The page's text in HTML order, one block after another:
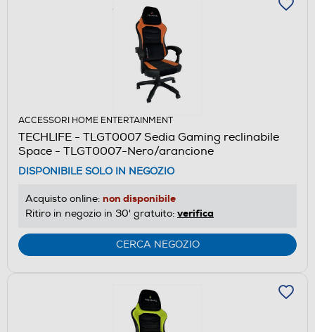
ACCESSORI HOME ENTERTAINMENT
TECHLIFE - TLGT0007 Sedia Gaming reclinabile
Space - TLGT0007-Nero/arancione
DISPONIBILE SOLO IN NEGOZIO
Acquisto online: non disponibile
Ritiro in negozio in 30' gratuito: verifica
CERCA NEGOZIO